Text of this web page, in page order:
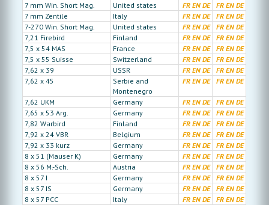
7 mm Win. Short Mag.
United states FR EN DE FR EN DE
7 mm Zentile
Italy FR EN DE FR EN DE
7-270 Win. Short Mag.
United states FR EN DE FR EN DE
7,21 Firebird
Finland FR EN DE FR EN DE
7,5 x 54 MAS
France FR EN DE FR EN DE
7,5 x 55 Suisse
Switzerland FR EN DE FR EN DE
7,62 x 39
USSR FR EN DE FR EN DE
7,62 x 45
Serbie and
Montenegro
FR EN DE FR EN DE
7,62 UKM Germany FR EN DE FR EN DE
7,65 x 53 Arg.
Germany FR EN DE FR EN DE
7,82 Warbird
Finland FR EN DE FR EN DE
7,92 x 24 VBR
Belgium FR EN DE FR EN DE
7,92 x 33 kurz
Germany FR EN DE FR EN DE
8 x 51 (Mauser K)
Germany FR EN DE FR EN DE
8 x 56 M.-Sch.
Austria FR EN DE FR EN DE
8 x 57 I
Germany FR EN DE FR EN DE
8 x 57 IS
Germany FR EN DE FR EN DE
8 x 57 PCC
Italy FR EN DE FR EN DE